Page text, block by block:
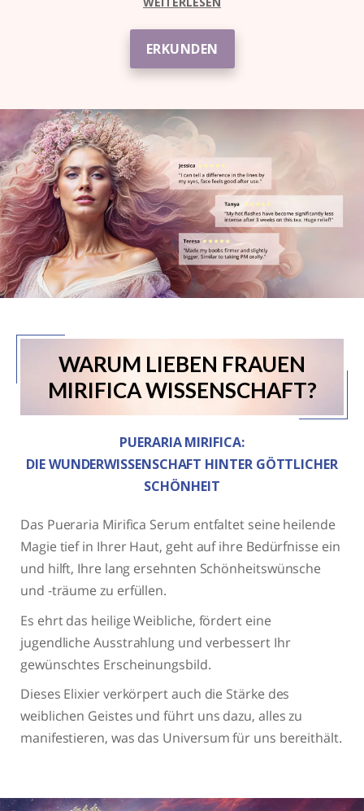
ERKUNDEN
WARUM LIEBEN FRAUEN
MIRIFICA WISSENSCHAFT?
PUERARIA MIRIFICA:
DIE WUNDERWISSENSCHAFT HINTER GÖTTLICHER
SCHÖNHEIT
Das Pueraria Mirifica Serum entfaltet seine heilende
Magie tief in Ihrer Haut, geht auf ihre Bedürfnisse ein
und hilft, Ihre lang ersehnten Schönheitswünsche
und -träume zu erfüllen.
Es ehrt das heilige Weibliche, fördert eine
jugendliche Ausstrahlung und verbessert Ihr
gewünschtes Erscheinungsbild.
Dieses Elixier verkörpert auch die Stärke des
weiblichen Geistes und führt uns dazu, alles zu
manifestieren, was das Universum für uns bereithält.